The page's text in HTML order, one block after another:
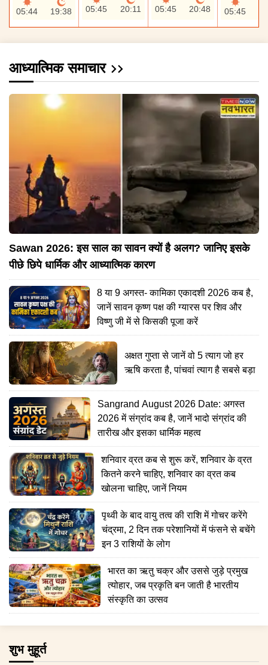
05:44 19:38 05:45 20:11 05:45 20:48 05:45
आध्यात्मिक समाचार
Sawan 2026: इस साल का सावन क्यों है अलग? जानिए इसके
पीछे छिपे धार्मिक और आध्यात्मिक कारण
8 या 9 अगस्त- कामिका एकादशी 2026 कब है,
जानें सावन कृष्ण पक्ष की ग्यारस पर शिव और
विष्णु जी में से किसकी पूजा करें
अक्षत गुप्ता से जानें वो 5 त्याग जो हर
ऋषि करता है, पांचवां त्याग है सबसे बड़ा
Sangrand August 2026 Date: अगस्त
2026 में संग्रांद कब है, जानें भादो संग्रांद की
तारीख और इसका धार्मिक महत्व
शनिवार व्रत कब से शुरू करें, शनिवार के व्रत
कितने करने चाहिए, शनिवार का व्रत कब
खोलना चाहिए, जानें नियम
पृथ्वी के बाद वायु तत्व की राशि में गोचर करेंगे
चंद्रमा, 2 दिन तक परेशानियों में फंसने से बचेंगे
इन 3 राशियों के लोग
भारत का ऋतु चक्र और उससे जुड़े प्रमुख
त्योहार, जब प्रकृति बन जाती है भारतीय
संस्कृति का उत्सव
शुभ मुहूर्त